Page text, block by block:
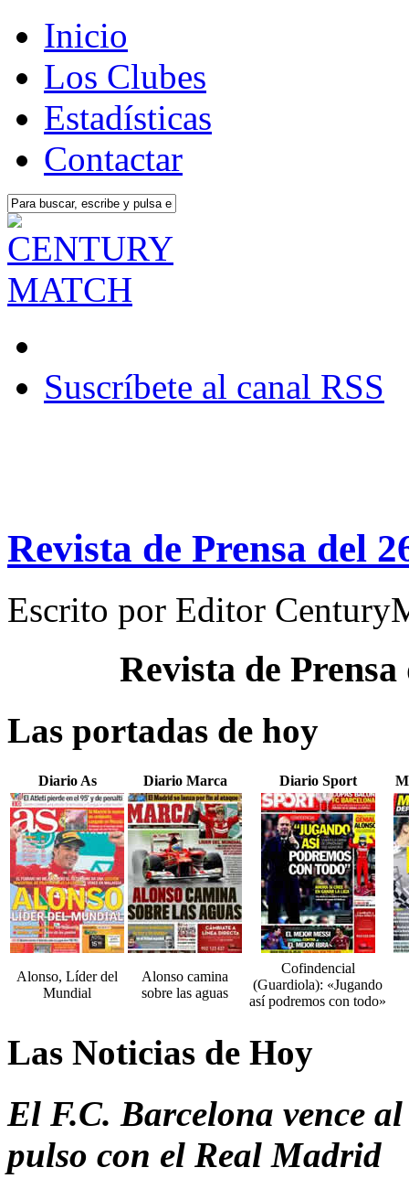
Inicio
Los Clubes
Estadísticas
Contactar
Suscríbete al canal RSS
Revista de Prensa del
Escrito por Editor
Revista de
Las portadas de hoy
Diario As Diario Marca Diario Sport
Alonso, Líder del
Mundial
Alonso camina
sobre las aguas
Cofindencial
(Guardiola): «Jugando
así podremos con todo»
Las Noticias de Hoy
El F.C. Barcelona vence
pulso con el Real Madrid